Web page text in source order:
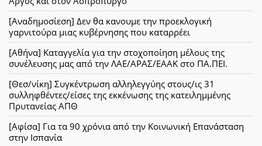
[Αναδημοσίεση] Δεν θα κανουμε την προεκλογική
γαρνιτούρα μιας κυβέρνησης που καταρρέει
[Αθήνα] Καταγγελία για την στοχοποίηση μέλους της
συνέλευσης μας από την ΛΑΕ/ΑΡΑΣ/ΕΑΑΚ στο ΠΑ.ΠΕΙ.
[Θεσ/νίκη] Συγκέντρωση αλληλεγγύης στους/ις 31
συλληφθέντες/είσες της εκκένωσης της κατειλημμένης
Πρυτανείας ΑΠΘ
[Αφίσα] Για τα 90 χρόνια από την Κοινωνική Επανάσταση
στην Ισπανία